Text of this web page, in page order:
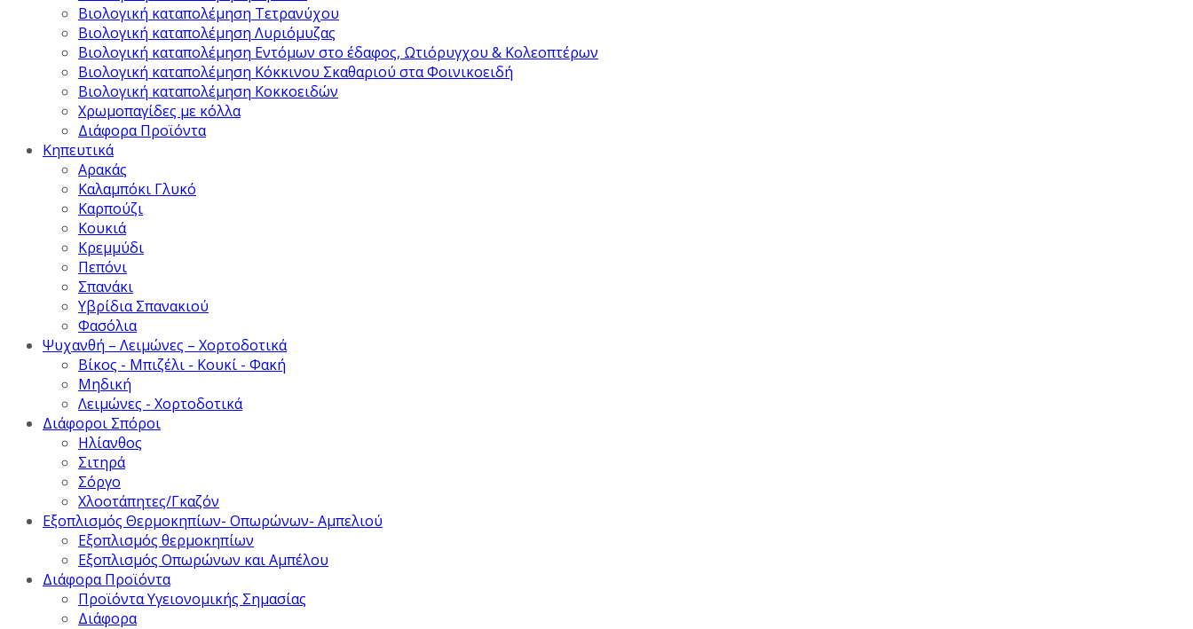
Βιολογική καταπολέμηση Τετρανύχου
Βιολογική καταπολέμηση Λυριόμυζας
Βιολογική καταπολέμηση Εντόμων στο έδαφος, Ωτιόρυγχου & Κολεοπτέρων
Βιολογική καταπολέμηση Κόκκινου Σκαθαριού στα Φοινικοειδή
Βιολογική καταπολέμηση Κοκκοειδών
Χρωμοπαγίδες με κόλλα
Διάφορα Προϊόντα
Κηπευτικά
Αρακάς
Καλαμπόκι Γλυκό
Καρπούζι
Κουκιά
Κρεμμύδι
Πεπόνι
Σπανάκι
Υβρίδια Σπανακιού
Φασόλια
Ψυχανθή – Λειμώνες – Χορτοδοτικά
Βίκος - Μπιζέλι - Κουκί - Φακή
Μηδική
Λειμώνες - Χορτοδοτικά
Διάφοροι Σπόροι
Ηλίανθος
Σιτηρά
Σόργο
Χλοοτάπητες/Γκαζόν
Εξοπλισμός Θερμοκηπίων- Οπωρώνων- Αμπελιού
Εξοπλισμός θερμοκηπίων
Εξοπλισμός Οπωρώνων και Αμπέλου
Διάφορα Προϊόντα
Προϊόντα Υγειονομικής Σημασίας
Διάφορα